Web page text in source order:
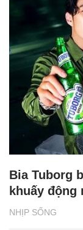
NHỊP SỐNG
Bia Tuborg
khuấy động